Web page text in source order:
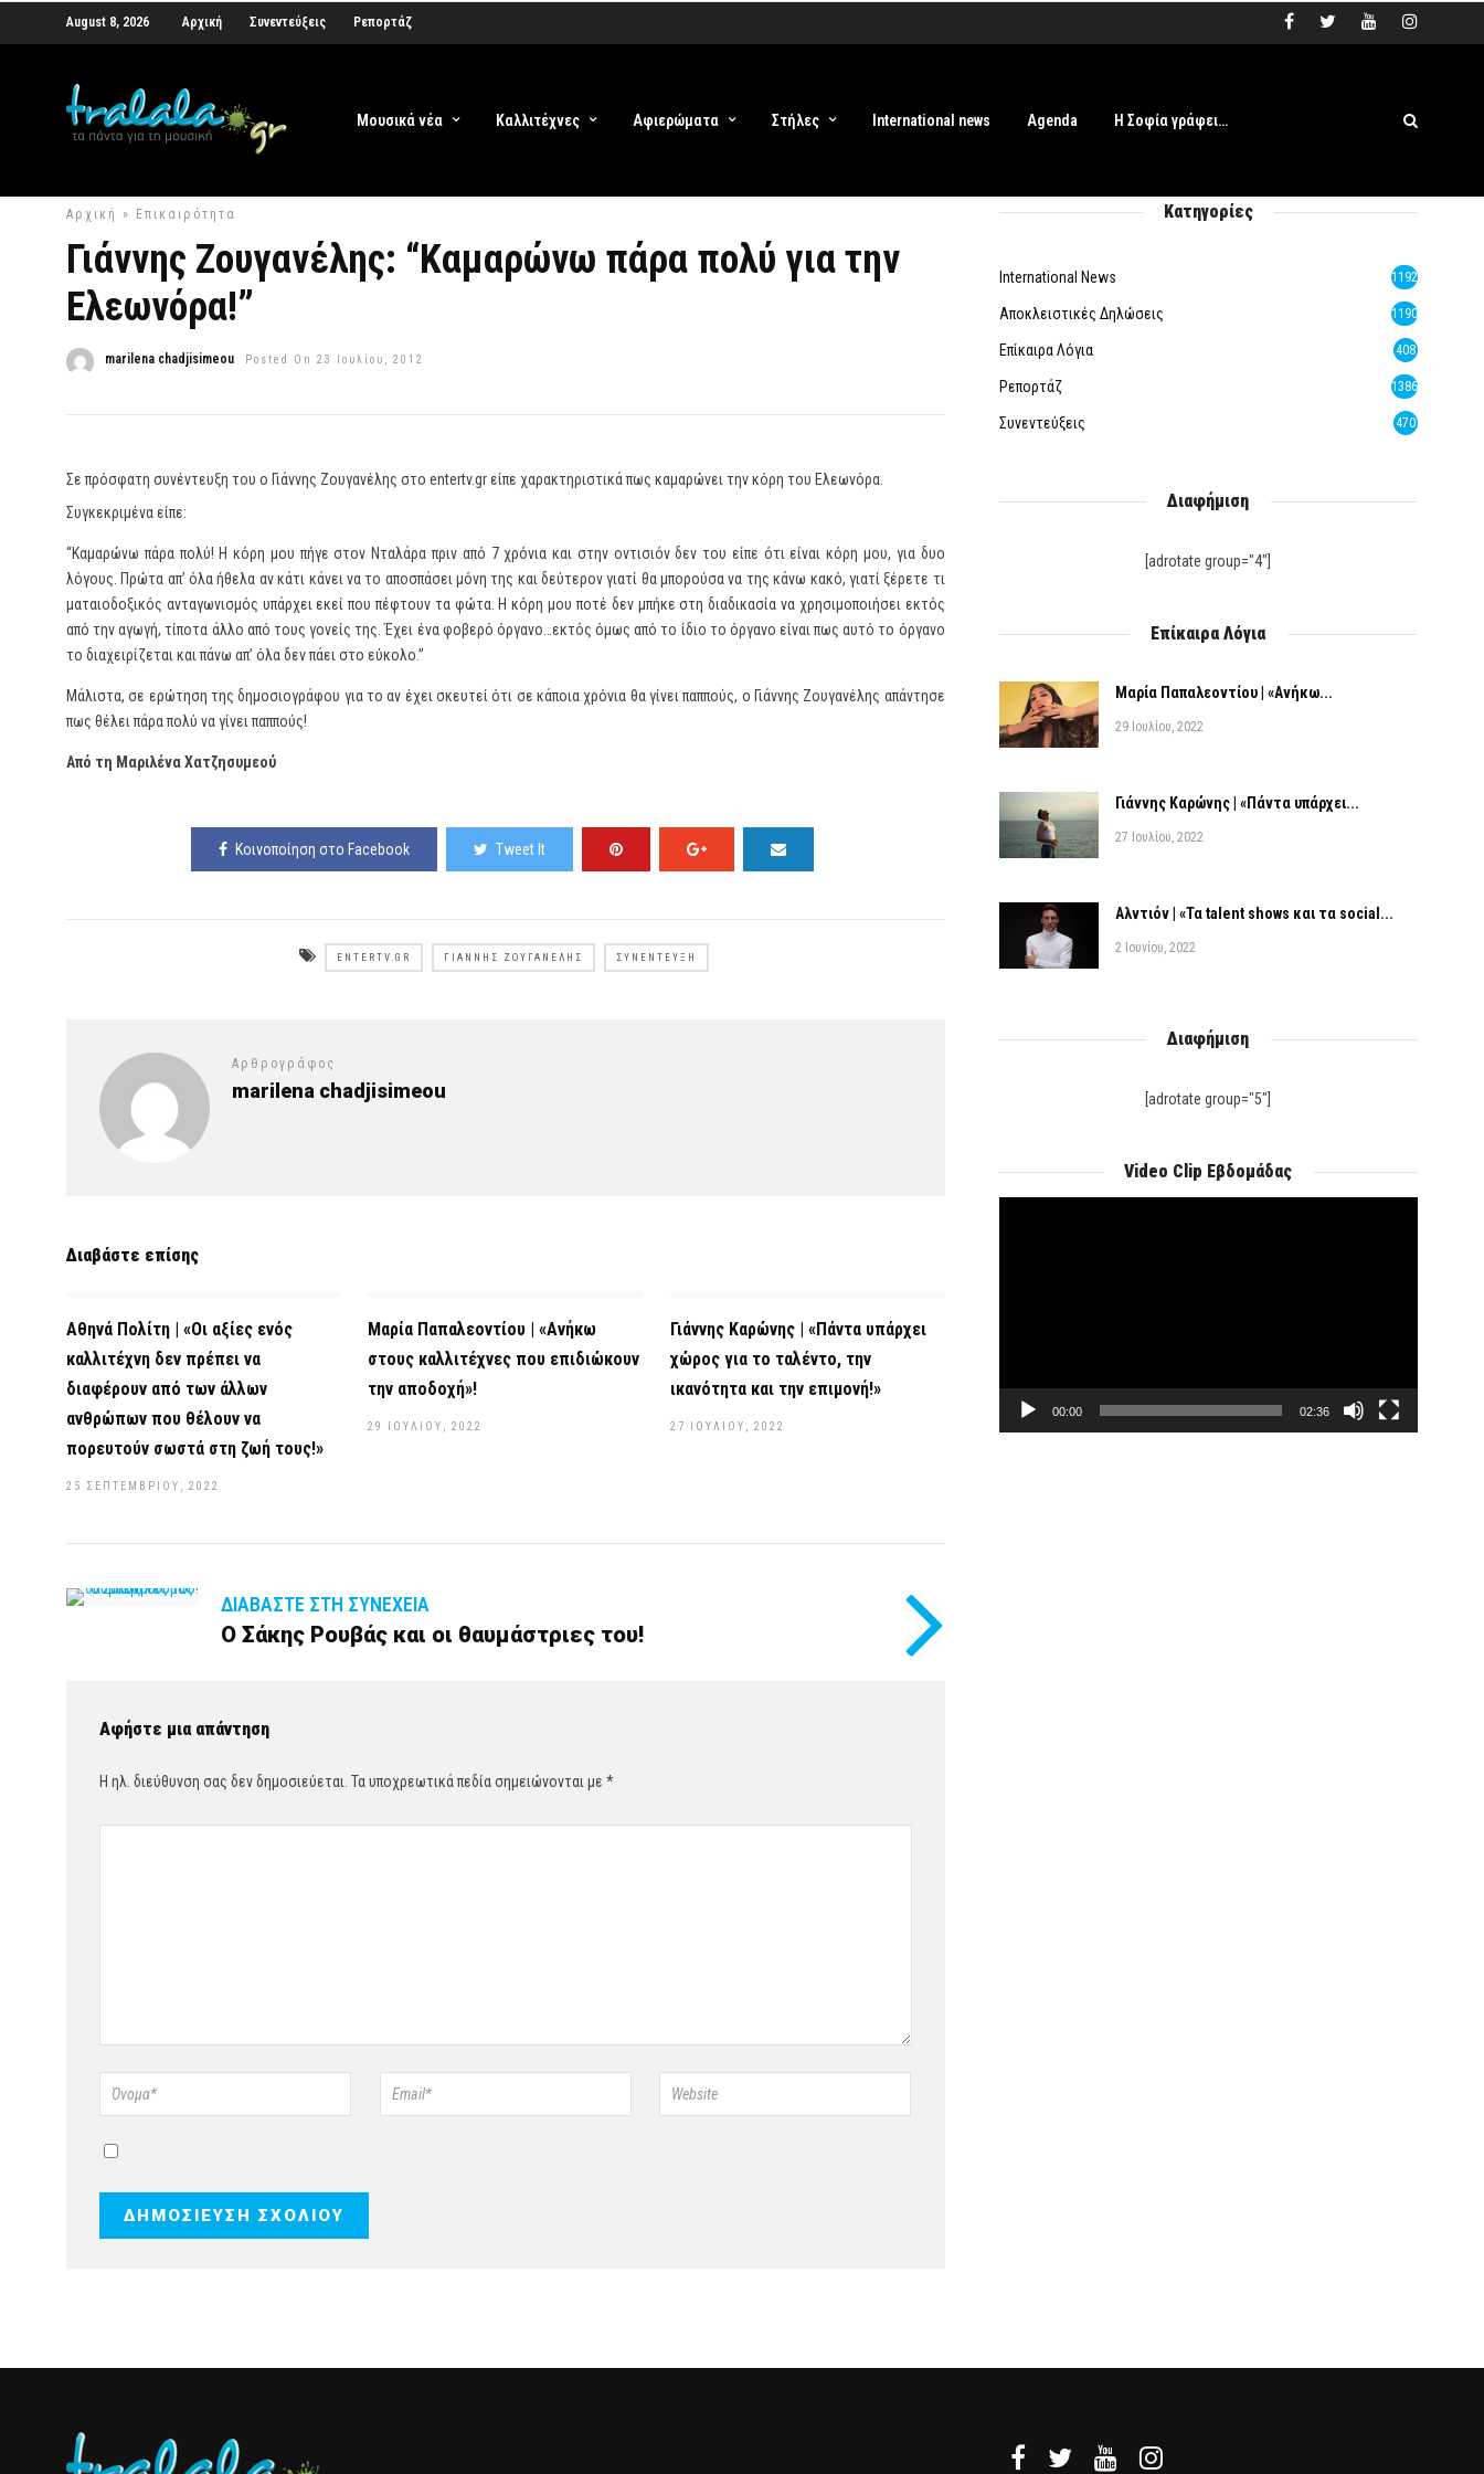
August 8, 2026 Αρχική Συνεντεύξεις Ρεπορτάζ
Μουσικά νέα Καλλιτέχνες Αφιερώματα Στήλες International news Agenda Η Σοφία γράφει…
Αρχική » Επικαιρότητα
Γιάννης Ζουγανέλης: “Καμαρώνω πάρα πολύ για την
Ελεωνόρα!”
marilena chadjisimeou Posted On 23 Ιουλίου, 2012
Σε πρόσφατη συνέντευξη του ο Γιάννης Ζουγανέλης στο entertv.gr είπε χαρακτηριστικά πως καμαρώνει την κόρη του Ελεωνόρα.
Συγκεκριμένα είπε:
“Καμαρώνω πάρα πολύ! Η κόρη μου πήγε στον Νταλάρα πριν από 7 χρόνια και στην οντισιόν δεν του είπε ότι είναι κόρη μου, για δυο
λόγους. Πρώτα απ’ όλα ήθελα αν κάτι κάνει να το αποσπάσει μόνη της και δεύτερον γιατί θα μπορούσα να της κάνω κακό, γιατί ξέρετε τι
ματαιοδοξικός ανταγωνισμός υπάρχει εκεί που πέφτουν τα φώτα. Η κόρη μου ποτέ δεν μπήκε στη διαδικασία να χρησιμοποιήσει εκτός
από την αγωγή, τίποτα άλλο από τους γονείς της. Έχει ένα φοβερό όργανο…εκτός όμως από το ίδιο το όργανο είναι πως αυτό το όργανο
το διαχειρίζεται και πάνω απ’ όλα δεν πάει στο εύκολο.”
Μάλιστα, σε ερώτηση της δημοσιογράφου για το αν έχει σκευτεί ότι σε κάποια χρόνια θα γίνει παππούς, ο Γιάννης Ζουγανέλης απάντησε
πως θέλει πάρα πολύ να γίνει παππούς!
Από τη Μαριλένα Χατζησυμεού
Κοινοποίηση στο Facebook Tweet It
ENTERTV.GR ΓΙΆΝΝΗΣ ΖΟΥΓΑΝΈΛΗΣ ΣΥΝΈΝΤΕΥΞΗ
Αρθρογράφος
marilena chadjisimeou
Διαβάστε επίσης
Αθηνά Πολίτη | «Οι αξίες ενός
καλλιτέχνη δεν πρέπει να
διαφέρουν από των άλλων
ανθρώπων που θέλουν να
πορευτούν σωστά στη ζωή τους!»
25 ΣΕΠΤΕΜΒΡΊΟΥ, 2022
Μαρία Παπαλεοντίου | «Ανήκω
στους καλλιτέχνες που επιδιώκουν
την αποδοχή»!
29 ΙΟΥΛΊΟΥ, 2022
Γιάννης Καρώνης | «Πάντα υπάρχει
χώρος για το ταλέντο, την
ικανότητα και την επιμονή!»
27 ΙΟΥΛΊΟΥ, 2022
ΔΙΑΒΆΣΤΕ ΣΤΗ ΣΥΝΈΧΕΙΑ
Ο Σάκης Ρουβάς και οι θαυμάστριες του!
Αφήστε μια απάντηση
Η ηλ. διεύθυνση σας δεν δημοσιεύεται. Τα υποχρεωτικά πεδία σημειώνονται με *
Κατηγορίες
International News 1192
Αποκλειστικές Δηλώσεις 1190
Επίκαιρα Λόγια 408
Ρεπορτάζ 1386
Συνεντεύξεις 470
Διαφήμιση
[adrotate group="4"]
Επίκαιρα Λόγια
Μαρία Παπαλεοντίου | «Ανήκω...
29 Ιουλίου, 2022
Γιάννης Καρώνης | «Πάντα υπάρχει...
27 Ιουλίου, 2022
Αλντιόν | «Τα talent shows και τα social...
2 Ιουνίου, 2022
Διαφήμιση
[adrotate group="5"]
Video Clip Εβδομάδας
00:00 02:36